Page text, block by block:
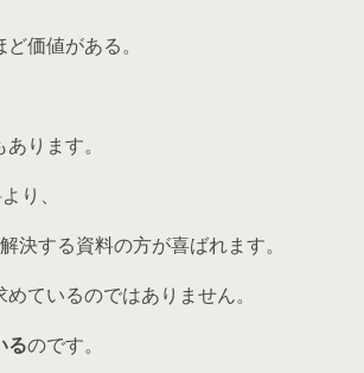
価値がある。
ります。
り、
決する資料の方が喜ばれます。
ているのではありません。
るのです。